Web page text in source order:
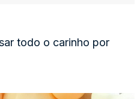
todo o carinho por